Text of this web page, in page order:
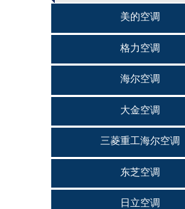
美的空调
格力空调
海尔空调
大金空调
三菱重工海尔空调
东芝空调
日立空调